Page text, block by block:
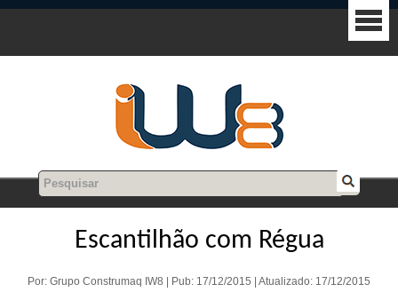
Escantilhão com Régua
Por: Grupo Construmaq IW8 | Pub: 17/12/2015 | Atualizado: 17/12/2015